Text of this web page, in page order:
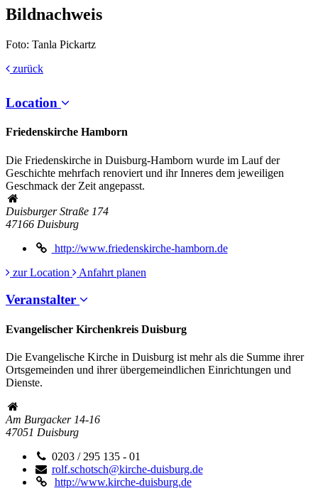
Bildnachweis
Foto: Tanla Pickartz
zurück
Location
Friedenskirche Hamborn
Die Friedenskirche in Duisburg-Hamborn wurde im Lauf der
Geschichte mehrfach renoviert und ihr Inneres dem jeweiligen
Geschmack der Zeit angepasst.
Duisburger Straße 174
47166 Duisburg
http://www.friedenskirche-hamborn.de
zur Location
Anfahrt planen
Veranstalter
Evangelischer Kirchenkreis Duisburg
Die Evangelische Kirche in Duisburg ist mehr als die Summe ihrer
Ortsgemeinden und ihrer übergemeindlichen Einrichtungen und
Dienste.
Am Burgacker 14-16
47051 Duisburg
0203 / 295 135 - 01
rolf.schotsch@kirche-duisburg.de
http://www.kirche-duisburg.de